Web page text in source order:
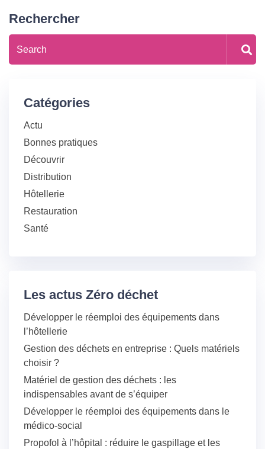
Rechercher
Catégories
Actu
Bonnes pratiques
Découvrir
Distribution
Hôtellerie
Restauration
Santé
Les actus Zéro déchet
Développer le réemploi des équipements dans
l’hôtellerie
Gestion des déchets en entreprise : Quels matériels
choisir ?
Matériel de gestion des déchets : les
indispensables avant de s’équiper
Développer le réemploi des équipements dans le
médico-social
Propofol à l’hôpital : réduire le gaspillage et les